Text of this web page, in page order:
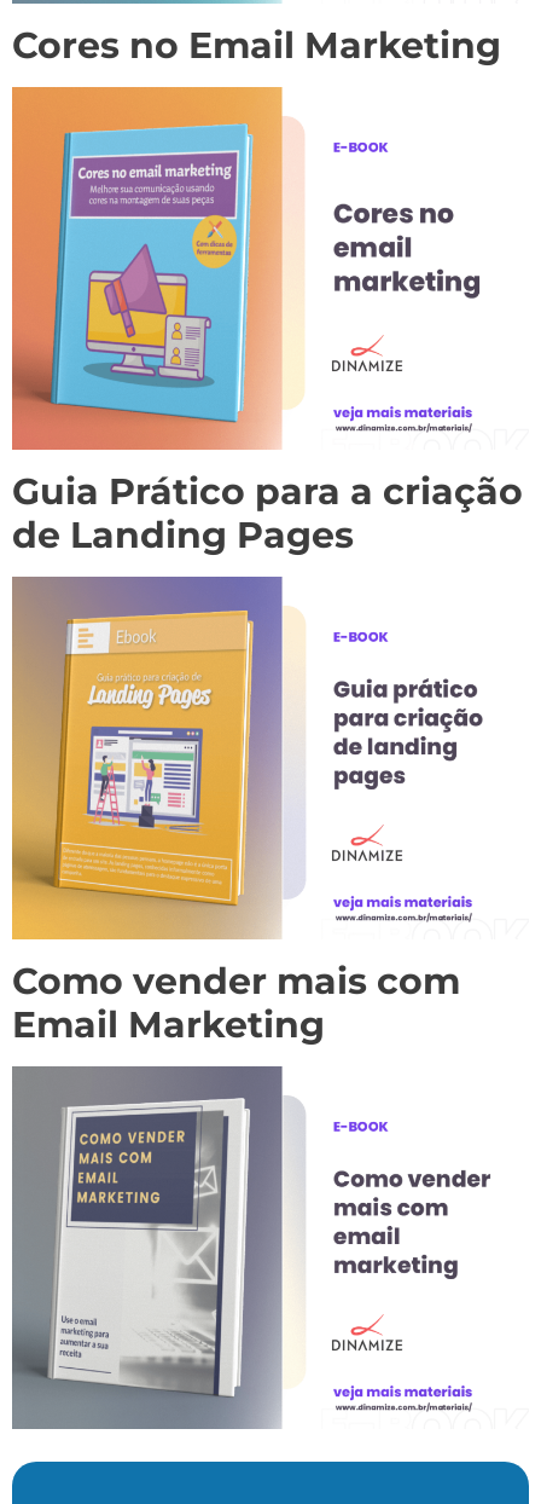
Cores no Email Marketing
Guia Prático para a criação
de Landing Pages
Como vender mais com
Email Marketing
→